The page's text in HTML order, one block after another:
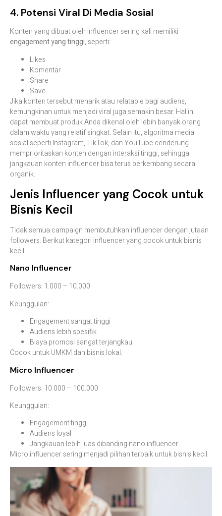
4. Potensi Viral Di Media Sosial
Konten yang dibuat oleh influencer sering kali memiliki
engagement yang tinggi, seperti:
Likes
Komentar
Share
Save
Jika konten tersebut menarik atau relatable bagi audiens,
kemungkinan untuk menjadi viral juga semakin besar. Hal ini
dapat membuat produk Anda dikenal oleh lebih banyak orang
dalam waktu yang relatif singkat. Selain itu, algoritma media
sosial seperti Instagram, TikTok, dan YouTube cenderung
memprioritaskan konten dengan interaksi tinggi, sehingga
jangkauan konten influencer bisa terus berkembang secara
organik.
Jenis Influencer yang Cocok untuk
Bisnis Kecil
Tidak semua campaign membutuhkan influencer dengan jutaan
followers. Berikut kategori influencer yang cocok untuk bisnis
kecil.
Nano Influencer
Followers: 1.000 – 10.000
Keunggulan:
Engagement sangat tinggi
Audiens lebih spesifik
Biaya promosi sangat terjangkau
Cocok untuk UMKM dan bisnis lokal.
Micro Influencer
Followers: 10.000 – 100.000
Keunggulan:
Engagement tinggi
Audiens loyal
Jangkauan lebih luas dibanding nano influencer
Micro influencer sering menjadi pilihan terbaik untuk bisnis kecil.